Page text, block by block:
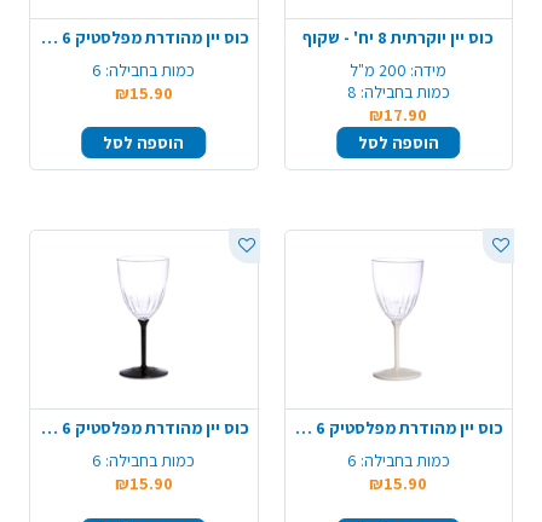
כוס יין יוקרתית 8 יח' - שקוף
מידה: 200 מ"ל
כמות בחבילה: 8
₪17.90
הוספה לסל
כוס יין מהודרת מפלסטיק 6 יח' - ניצוצות כסף
כמות בחבילה: 6
₪15.90
הוספה לסל
כוס יין מהודרת מפלסטיק 6 יח' - קרם
כמות בחבילה: 6
₪15.90
כוס יין מהודרת מפלסטיק 6 יח' - שחור
כמות בחבילה: 6
₪15.90